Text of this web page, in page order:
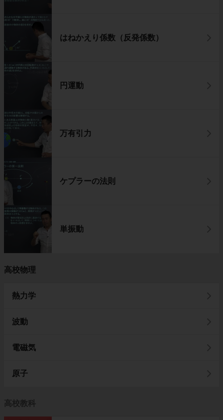
はねかえり係数（反発係数）
円運動
万有引力
ケプラーの法則
単振動
高校物理
熱力学
波動
電磁気
原子
高校教科